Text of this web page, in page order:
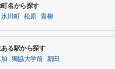
名から探す
氷川町 松原 青柳
る駅から探す
獨協大学前 新田